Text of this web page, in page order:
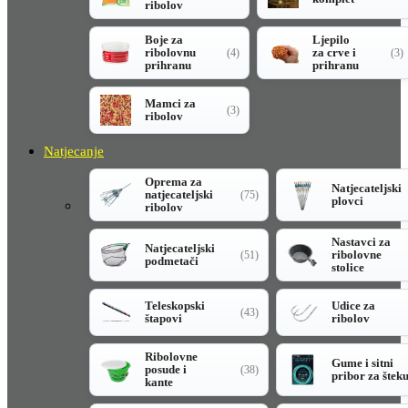
ribolov
Boje za
ribolovnu
prihranu
(4)
Ljepilo
za crve i
prihranu
(3)
Mamci za
ribolov
(3)
Natjecanje
Oprema za
natjecateljski
ribolov
(75)
Natjecateljski
plovci
Natjecateljski
podmetači
(51)
Nastavci za
ribolovne
stolice
Teleskopski
štapovi
(43)
Udice za
ribolov
Ribolovne
posude i
kante
(38)
Gume i sitni
pribor za šteku